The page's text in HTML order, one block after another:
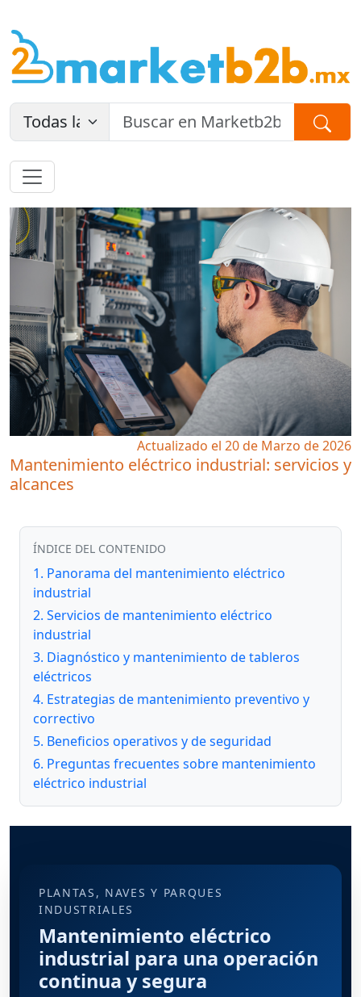
Actualizado el 20 de Marzo de 2026
Mantenimiento eléctrico industrial: servicios y
alcances
ÍNDICE DEL CONTENIDO
1. Panorama del mantenimiento eléctrico
industrial
2. Servicios de mantenimiento eléctrico
industrial
3. Diagnóstico y mantenimiento de tableros
eléctricos
4. Estrategias de mantenimiento preventivo y
correctivo
5. Beneficios operativos y de seguridad
6. Preguntas frecuentes sobre mantenimiento
eléctrico industrial
PLANTAS, NAVES Y PARQUES
INDUSTRIALES
Mantenimiento eléctrico
industrial para una operación
continua y segura